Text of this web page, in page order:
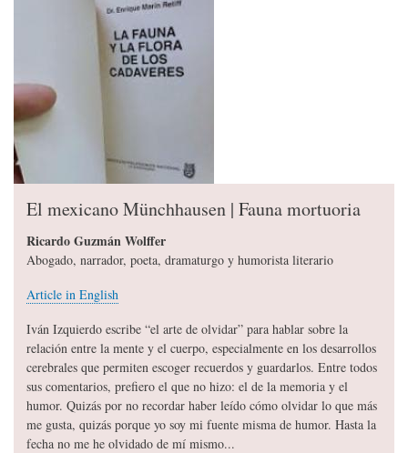
El mexicano Münchhausen | Fauna mortuoria
Ricardo Guzmán Wolffer
Abogado, narrador, poeta, dramaturgo y humorista literario
Article in English
Iván Izquierdo escribe “el arte de olvidar” para hablar sobre la
relación entre la mente y el cuerpo, especialmente en los desarrollos
cerebrales que permiten escoger recuerdos y guardarlos. Entre todos
sus comentarios, prefiero el que no hizo: el de la memoria y el
humor. Quizás por no recordar haber leído cómo olvidar lo que más
me gusta, quizás porque yo soy mi fuente misma de humor. Hasta la
fecha no me he olvidado de mí mismo...